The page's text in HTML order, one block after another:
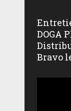
DOGA
Bravo